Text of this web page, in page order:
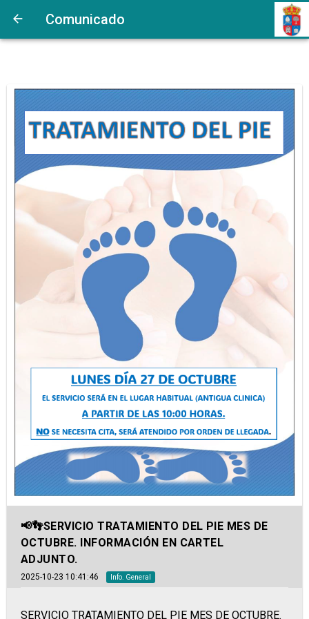
Comunicado
📢👣SERVICIO TRATAMIENTO DEL PIE MES DE
OCTUBRE. INFORMACIÓN EN CARTEL
ADJUNTO.
2025-10-23 10:41:46 Info. General
SERVICIO TRATAMIENTO DEL PIE MES DE OCTUBRE.